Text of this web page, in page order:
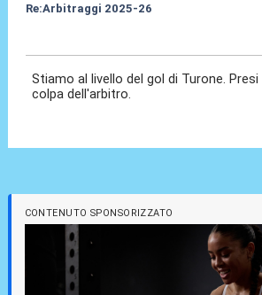
Re:Arbitraggi 2025-26
Stiamo al livello del gol di Turone.
colpa dell'arbitro.
CONTENUTO SPONSORIZZATO